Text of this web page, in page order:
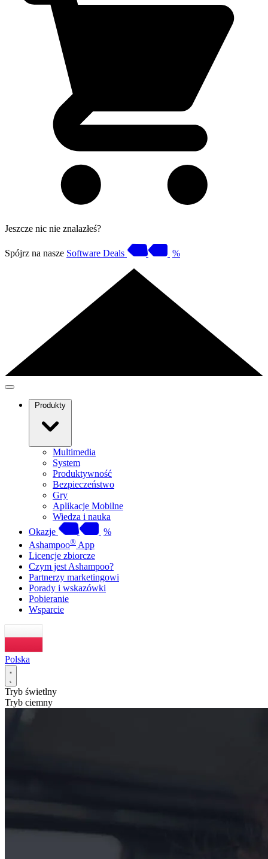
Jeszcze nic nie znalazłeś?
Spójrz na nasze Software Deals %
Produkty
Multimedia
System
Produktywność
Bezpieczeństwo
Gry
Aplikacje Mobilne
Wiedza i nauka
Okazje
%
Ashampoo® App
Licencje zbiorcze
Czym jest Ashampoo?
Partnerzy marketingowi
Porady i wskazówki
Pobieranie
Wsparcie
Polska
Tryb świetlny
Tryb ciemny